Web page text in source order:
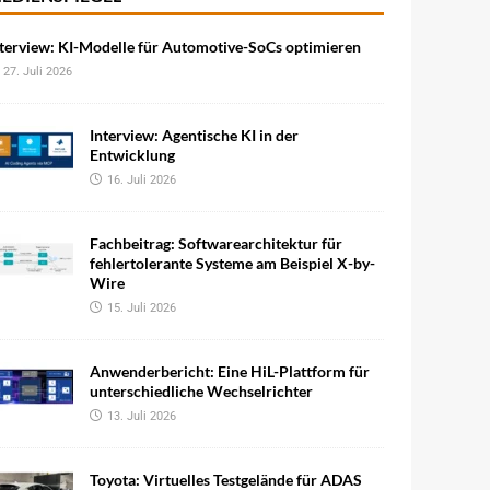
KI-Modelle für Automotive-SoCs optimieren
27. Juli 2026
Interview: Agentische KI in der
Entwicklung
16. Juli 2026
Fachbeitrag: Softwarearchitektur für
fehlertolerante Systeme am Beispiel X-by-
Wire
15. Juli 2026
Anwenderbericht: Eine HiL-Plattform für
unterschiedliche Wechselrichter
13. Juli 2026
Toyota: Virtuelles Testgelände für ADAS